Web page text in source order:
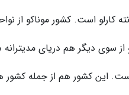
کارلو است. کشور موناکو
سوی دیگر هم دریای مدیترانه
این کشور هم از جمله